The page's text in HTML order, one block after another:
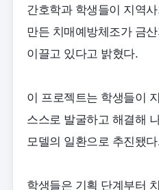
간호학과 학생들이 지역
만든 치매예방체조가 금
이끌고 있다고 밝혔다.
이 프로젝트는 학생들이
스스로 발굴하고 해결해
모델의 일환으로 추진됐
학생들은 기획 단계부터